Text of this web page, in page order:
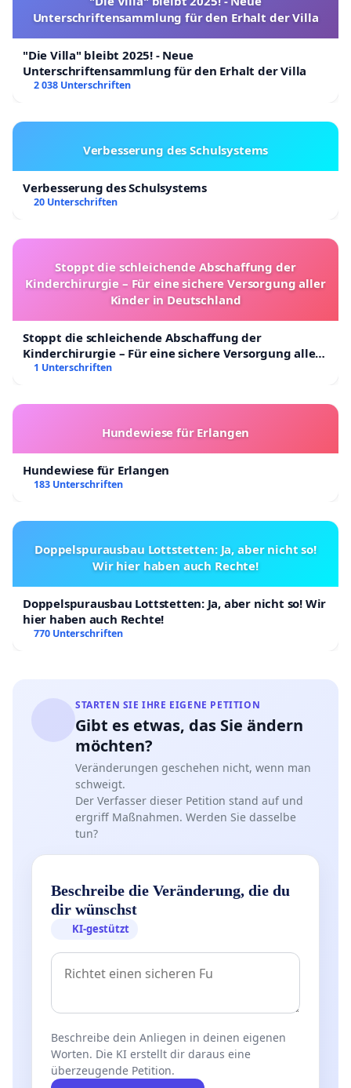
Aufnahmeprogramme für besonders gefährdete
Wir sind in Deutschland fest verwurzelt und leisten
Arbeitswelt. Dennoch leben unsere Familien in
Suwaida weiterhin in akuter Gefahr. Sie benötigen
dringend Schutz und eine entschiedene Stimme
der internationalen Politik.
Hintergrundinformationen.
Wir danken Ihnen für Ihre Aufmerksamkeit und
bitten um konsequentes Handeln im Rahmen der
bestehenden nationalen und internationalen
Verpflichtungen. Bitte teilen Sie uns mit, wie Sie
Gespräch zur Verfügung, um weitere Details zu
erläutern oder Fragen zu beantworten. Als
konstruktiven Austausch freuen.
Mit vorzüglicher Hochachtung
Unterschriftensammlung für den Erhalt der Villa
"Die Villa" bleibt 2025! - Neue
Unterschriftensammlung für den Erhalt der Villa
2 038 Unterschriften
Verbesserung des Schulsystems
Verbesserung des Schulsystems
20 Unterschriften
Stoppt die schleichende Abschaffung der
Kinderchirurgie – Für eine sichere Versorgung aller
Kinder in Deutschland
Stoppt die schleichende Abschaffung der
Kinderchirurgie – Für eine sichere Versorgung aller
Kinder in Deutschland
1 Unterschriften
Hundewiese für Erlangen
Hundewiese für Erlangen
183 Unterschriften
Doppelspurausbau Lottstetten: Ja, aber nicht so!
Wir hier haben auch Rechte!
Doppelspurausbau Lottstetten: Ja, aber nicht so! Wir
hier haben auch Rechte!
770 Unterschriften
STARTEN SIE IHRE EIGENE PETITION
Gibt es etwas, das Sie ändern
möchten?
Veränderungen geschehen nicht, wenn man
schweigt.
Der Verfasser dieser Petition stand auf und
ergriff Maßnahmen. Werden Sie dasselbe
tun?
Beschreibe die Veränderung, die du
dir wünschst
KI-gestützt
Beschreibe dein Anliegen in deinen eigenen
Worten. Die KI erstellt dir daraus eine
überzeugende Petition.